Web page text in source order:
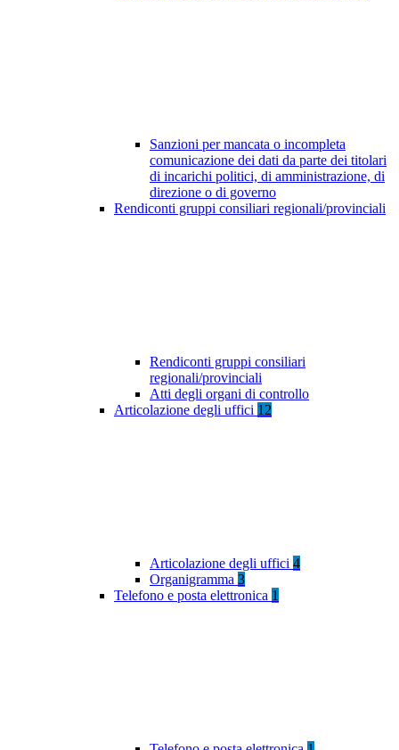
Sanzioni per mancata o incompleta
comunicazione dei dati da parte dei titolari
di incarichi politici, di amministrazione, di
direzione o di governo
Rendiconti gruppi consiliari regionali/provinciali
Rendiconti gruppi consiliari
regionali/provinciali
Atti degli organi di controllo
Articolazione degli uffici 12
Articolazione degli uffici 4
Organigramma 3
Telefono e posta elettronica 1